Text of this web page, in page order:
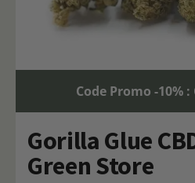
Code Promo -10% :
Gorilla Glue
Green Store